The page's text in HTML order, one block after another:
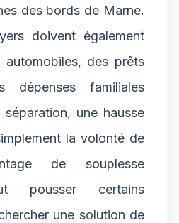
des bords de Marne.
doivent également
des prêts
dépenses familiales
une hausse
la volonté de
de souplesse
pousser certains
une solution de